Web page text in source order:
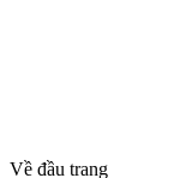
Về đầu trang